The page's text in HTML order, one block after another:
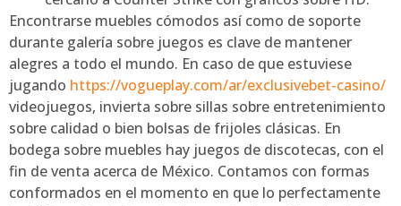
Encontrarse muebles cómodos así­ como de soporte
durante galería sobre juegos es clave de mantener
alegres a todo el mundo. En caso de que estuviese
jugando https://vogueplay.com/ar/exclusivebet-casino/
videojuegos, invierta sobre sillas sobre entretenimiento
sobre calidad o bien bolsas de frijoles clásicas. En
bodega sobre muebles hay juegos de discotecas, con el
fin de venta acerca de México. Contamos con formas
conformados en el momento en que lo perfectamente